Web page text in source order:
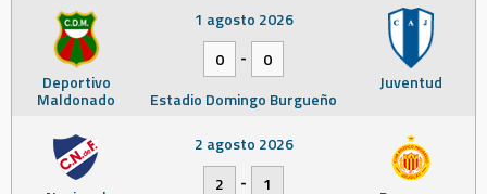
Deportivo
Maldonado
Juventud
1 agosto 2026
0
-
0
Estadio Domingo Burgueño
2 agosto 2026
2
- 1